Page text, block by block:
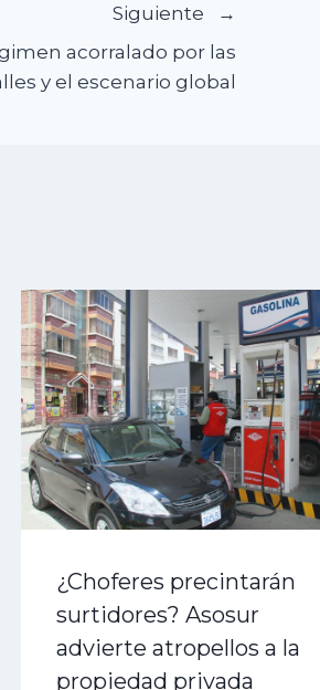
Siguiente
acorralado por las
y el escenario global
¿Choferes precintarán
surtidores? Asosur
advierte atropellos a la
propiedad privada